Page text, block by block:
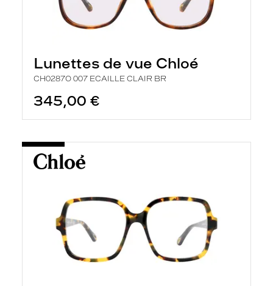
Lunettes de vue Chloé
CH0287O 007 ECAILLE CLAIR BR
345,00 €